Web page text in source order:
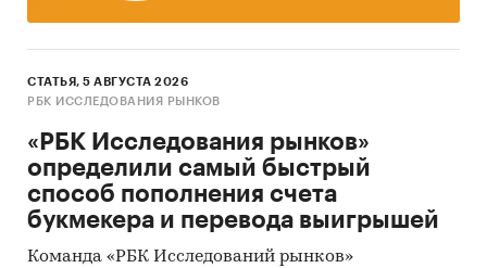
СТАТЬЯ, 5 АВГУСТА 2026
РБК ИССЛЕДОВАНИЯ РЫНКОВ
«РБК Исследования рынков»
определили самый быстрый
способ пополнения счета
букмекера и перевода выигрышей
Команда «РБК Исследований рынков»